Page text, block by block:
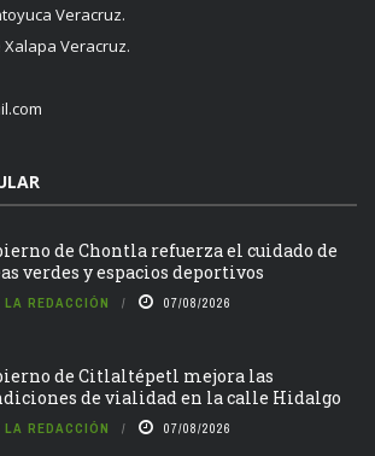
Veracruz.
Veracruz.
de Chontla refuerza el cuidado de
verdes y espacios deportivos
LA REDACCIÓN 07/08/2026
de Citlaltépetl mejora las
de vialidad en la calle Hidalgo
LA REDACCIÓN 07/08/2026